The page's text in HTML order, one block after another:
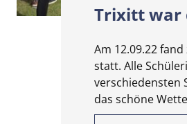
Trixitt war
Am 12.09.22
statt. Alle
verschiedensten
das schöne